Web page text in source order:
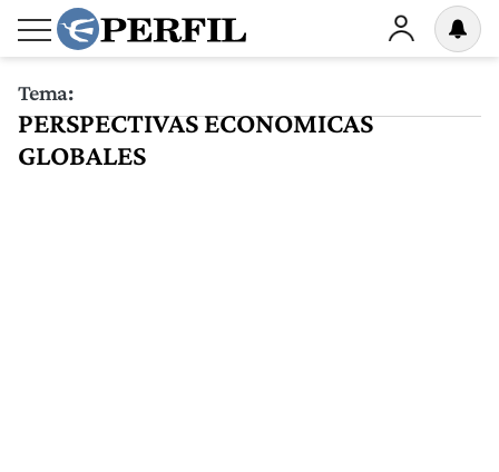
Tema:
PERSPECTIVAS ECONOMICAS
GLOBALES